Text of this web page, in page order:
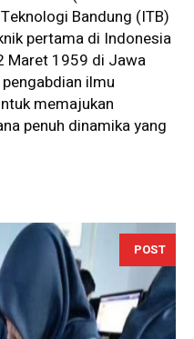
Bandung (ITB)
pertama di Indonesia
Maret 1959 di Jawa
ilmu
memajukan
penuh dinamika yang
POST